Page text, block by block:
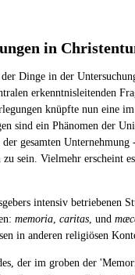
in
Dinge in der
erkenntnisleitenden
knüpfte nun
sind ein Phänomen der
gesamten
sein. Vielmehr
intensiv
memoria caritas , und
in anderen religiösen
der im groben der